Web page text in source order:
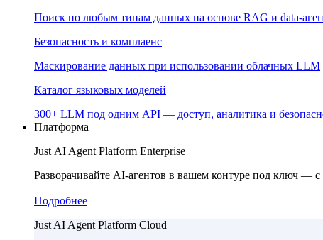
Поиск по любым типам данных на основе RAG и data-
Безопасность и комплаенс
Маскирование данных при использовании облачных LLM
Каталог языковых моделей
300+ LLM под одним API — доступ, аналитика и
Платформа
Just AI Agent Platform Enterprise
Разворачивайте AI-агентов в вашем контуре под ключ —
Подробнее
Just AI Agent Platform Cloud